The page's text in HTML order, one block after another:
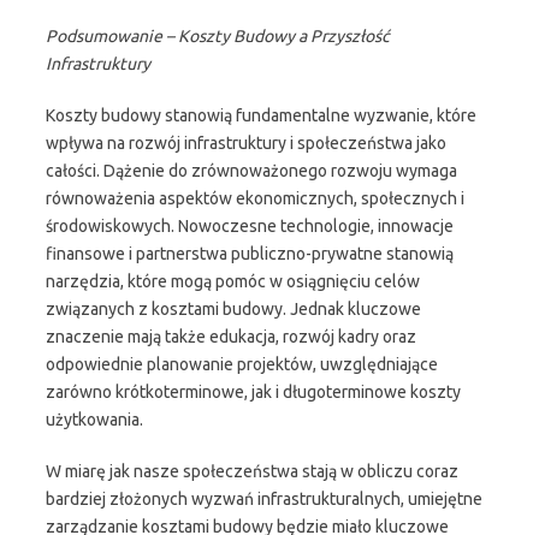
Podsumowanie – Koszty Budowy a Przyszłość
Infrastruktury
Koszty budowy stanowią fundamentalne wyzwanie, które
wpływa na rozwój infrastruktury i społeczeństwa jako
całości. Dążenie do zrównoważonego rozwoju wymaga
równoważenia aspektów ekonomicznych, społecznych i
środowiskowych. Nowoczesne technologie, innowacje
finansowe i partnerstwa publiczno-prywatne stanowią
narzędzia, które mogą pomóc w osiągnięciu celów
związanych z kosztami budowy. Jednak kluczowe
znaczenie mają także edukacja, rozwój kadry oraz
odpowiednie planowanie projektów, uwzględniające
zarówno krótkoterminowe, jak i długoterminowe koszty
użytkowania.
W miarę jak nasze społeczeństwa stają w obliczu coraz
bardziej złożonych wyzwań infrastrukturalnych, umiejętne
zarządzanie kosztami budowy będzie miało kluczowe